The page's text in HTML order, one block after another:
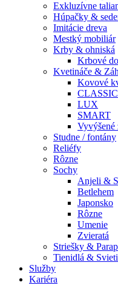
Exkluzívne
Húpačky &
Imitácie dreva
Mestký mobiliár
Krby & ohniská
Krbové
Kvetináče &
Kovové
CLASSIC
LUX
SMART
Vyvýšené
Studne / fontány
Reliéfy
Rôzne
Sochy
Anjeli &
Betlehem
Japonsko
Rôzne
Umenie
Zvieratá
Striešky &
Tienidlá &
Služby
Kariéra